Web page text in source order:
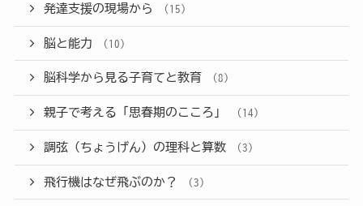
発達支援の現場から (15)
脳と能力 (10)
脳科学から見る子育てと教育 (8)
親子で考える「思春期のこころ」 (14)
調弦（ちょうげん）の理科と算数 (3)
飛行機はなぜ飛ぶのか？ (3)